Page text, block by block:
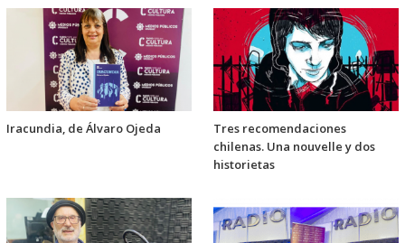
Iracundia, de Álvaro Ojeda
Tres recomendaciones
chilenas. Una nouvelle y dos
historietas